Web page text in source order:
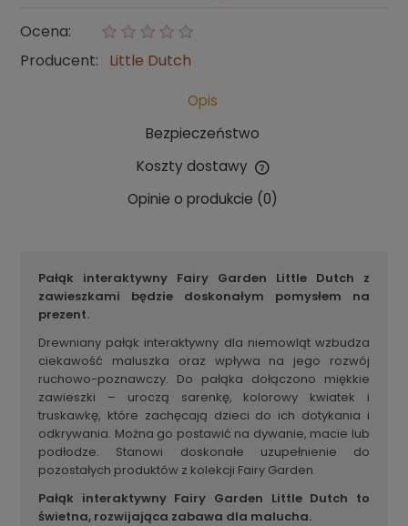
Ocena:
Producent:
Little Dutch
Opis
Bezpieczeństwo
Koszty dostawy
Cena nie zawiera ewentualnych kosztów płatności
Opinie o produkcie (0)
Pałąk interaktywny Fairy Garden Little Dutch z
zawieszkami będzie doskonałym pomysłem na
prezent.
Drewniany pałąk interaktywny dla niemowląt wzbudza
ciekawość maluszka oraz wpływa na jego rozwój
ruchowo-poznawczy. Do pałąka dołączono miękkie
zawieszki – uroczą sarenkę, kolorowy kwiatek i
truskawkę, które zachęcają dzieci do ich dotykania i
odkrywania. Można go postawić na dywanie, macie lub
podłodze. Stanowi doskonałe uzupełnienie do
pozostałych produktów z kolekcji Fairy Garden.
Pałąk interaktywny Fairy Garden Little Dutch to
świetna, rozwijająca zabawa dla malucha.